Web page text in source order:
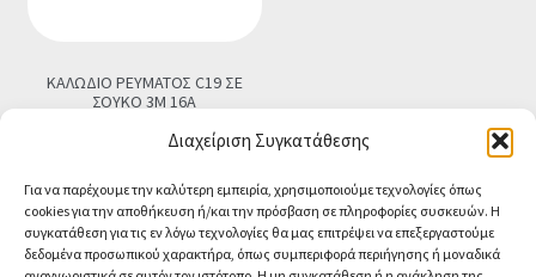
Διαχείριση Συγκατάθεσης
Για να παρέχουμε την καλύτερη εμπειρία, χρησιμοποιούμε τεχνολογίες όπως
cookies για την αποθήκευση ή/και την πρόσβαση σε πληροφορίες συσκευών. Η
συγκατάθεση για τις εν λόγω τεχνολογίες θα μας επιτρέψει να επεξεργαστούμε
δεδομένα προσωπικού χαρακτήρα, όπως συμπεριφορά περιήγησης ή μοναδικά
ΚΑΛΩΔΙΟ ΡΕΥΜΑΤΟΣ C19 ΣΕ
ΣΟΥΚΟ 3M 16A
Τελική τιμή
Προσθήκη στο καλάθι